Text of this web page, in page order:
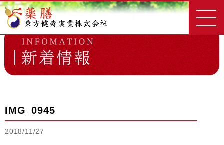
東方健寿実業 新着情報一覧 IMG_0945
IMG_0945
2018/11/27